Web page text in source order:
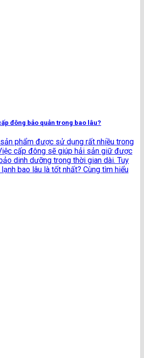
đông bảo quản trong bao lâu?
phẩm được sử dụng rất nhiều trong
cấp đông sẽ giúp hải sản giữ được
dinh dưỡng trong thời gian dài. Tuy
bao lâu là tốt nhất? Cùng tìm hiểu